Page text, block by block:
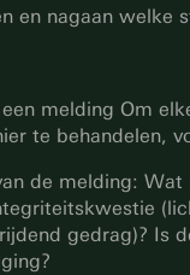
en nagaan welke
melding Om
te behandelen,
de melding:
gedrag)? Is